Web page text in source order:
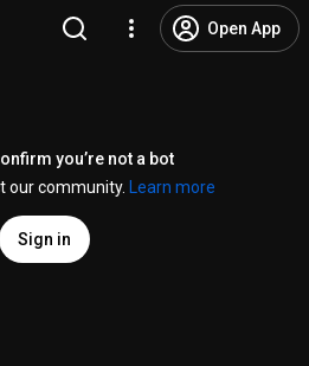
Open App
you’re not a bot
our community.
Learn more
Sign in